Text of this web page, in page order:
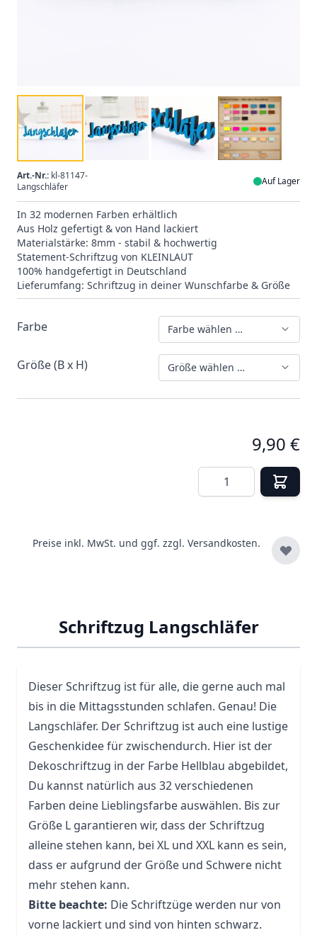
Art.-Nr.: kl-81147-
Langschläfer
Auf Lager
In 32 modernen Farben erhältlich
Aus Holz gefertigt & von Hand lackiert
Materialstärke: 8mm - stabil & hochwertig
Statement-Schriftzug von KLEINLAUT
100% handgefertigt in Deutschland
Lieferumfang: Schriftzug in deiner Wunschfarbe & Größe
Farbe Farbe wählen …
Größe (B x H) Größe wählen …
9,90 €
Menge
Preise inkl. MwSt. und ggf. zzgl. Versandkosten.
Schriftzug Langschläfer
Dieser Schriftzug ist für alle, die gerne auch mal
bis in die Mittagsstunden schlafen. Genau! Die
Langschläfer. Der Schriftzug ist auch eine lustige
Geschenkidee für zwischendurch. Hier ist der
Dekoschriftzug in der Farbe Hellblau abgebildet,
Du kannst natürlich aus 32 verschiedenen
Farben deine Lieblingsfarbe auswählen. Bis zur
Größe L garantieren wir, dass der Schriftzug
alleine stehen kann, bei XL und XXL kann es sein,
dass er aufgrund der Größe und Schwere nicht
mehr stehen kann.
Bitte beachte: Die Schriftzüge werden nur von
vorne lackiert und sind von hinten schwarz.